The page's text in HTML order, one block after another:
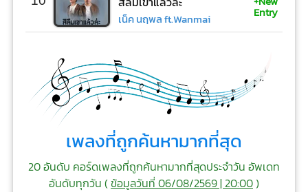
เน็ค นฤพล ft.Wanmai Entry
เพลงที่ถูกค้นหามากที่สุด
20 อันดับ คอร์ดเพลงที่ถูกค้นหามากที่สุดประจำวัน อัพเดท
อันดับทุกวัน (ข้อมูลวันที่ 06/08/2569 | 20:00)